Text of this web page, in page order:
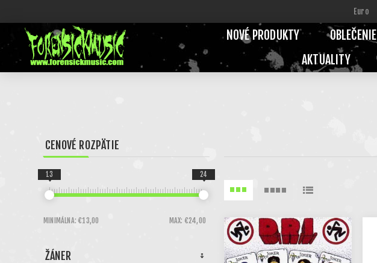
NOVÉ PRODUKTY OBLEČENIE
AKTUALITY
CENOVÉ ROZPÄTIE
MINIMÁLNA: €13,00 MAX: €24,00
13 24
ŽÁNER